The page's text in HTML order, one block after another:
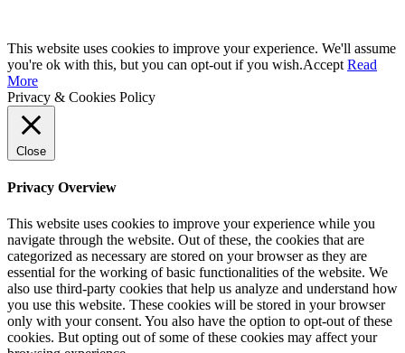
This website uses cookies to improve your experience. We'll assume
you're ok with this, but you can opt-out if you wish.Accept Read
More
Privacy & Cookies Policy
Close
Privacy Overview
This website uses cookies to improve your experience while you
navigate through the website. Out of these, the cookies that are
categorized as necessary are stored on your browser as they are
essential for the working of basic functionalities of the website. We
also use third-party cookies that help us analyze and understand how
you use this website. These cookies will be stored in your browser
only with your consent. You also have the option to opt-out of these
cookies. But opting out of some of these cookies may affect your